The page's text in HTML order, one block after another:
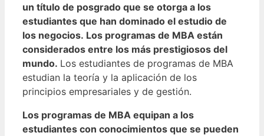
un título de posgrado que se otorga a los
estudiantes que han dominado el estudio de
los negocios. Los programas de MBA están
considerados entre los más prestigiosos del
mundo. Los estudiantes de programas de MBA
estudian la teoría y la aplicación de los
principios empresariales y de gestión.
Los programas de MBA equipan a los
estudiantes con conocimientos que se pueden